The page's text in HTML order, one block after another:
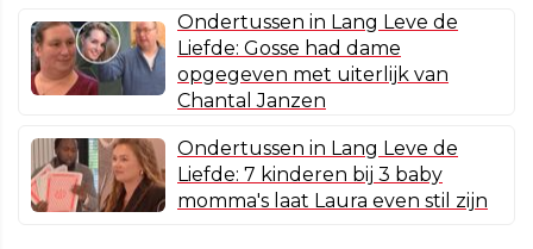
Ondertussen in Lang Leve de
Liefde: Gosse had dame
opgegeven met uiterlijk van
Chantal Janzen
Ondertussen in Lang Leve de
Liefde: 7 kinderen bij 3 baby
momma's laat Laura even stil zijn